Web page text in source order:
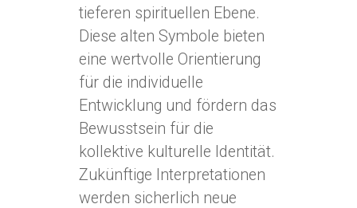
tieferen spirituellen Ebene.
Diese alten Symbole bieten
eine wertvolle Orientierung
für die individuelle
Entwicklung und fördern das
Bewusstsein für die
kollektive kulturelle Identität.
Zukünftige Interpretationen
werden sicherlich neue